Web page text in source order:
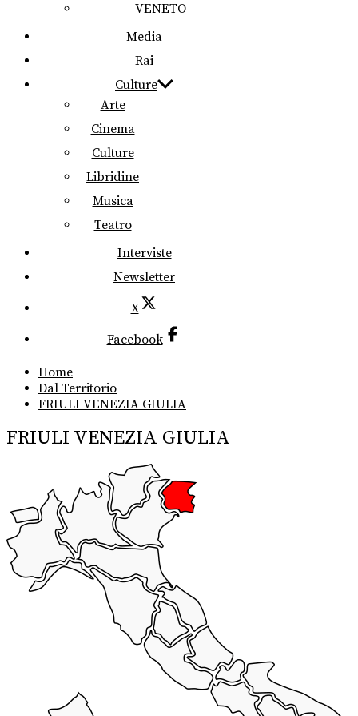
VENETO
Media
Rai
Culture
Arte
Cinema
Culture
Libridine
Musica
Teatro
Interviste
Newsletter
X
Facebook
Home
Dal Territorio
FRIULI VENEZIA GIULIA
FRIULI VENEZIA GIULIA